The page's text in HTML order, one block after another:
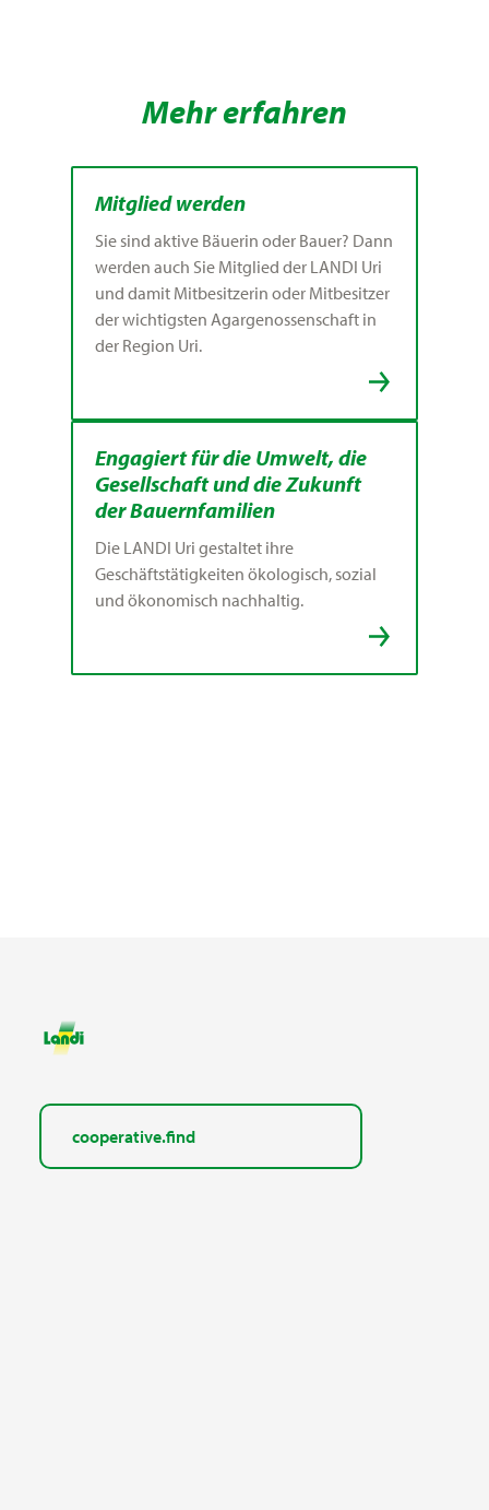
Mehr erfahren
Mitglied werden
Sie sind aktive Bäuerin oder Bauer? Dann
werden auch Sie Mitglied der LANDI Uri
und damit Mitbesitzerin oder Mitbesitzer
der wichtigsten Agargenossenschaft in
der Region Uri.
Engagiert für die Umwelt, die
Gesellschaft und die Zukunft
der Bauernfamilien
Die LANDI Uri gestaltet ihre
Geschäftstätigkeiten ökologisch, sozial
und ökonomisch nachhaltig.
cooperative.find